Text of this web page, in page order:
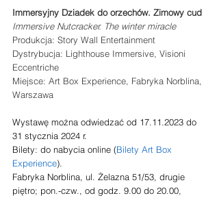
Immersyjny Dziadek do orzechów. Zimowy cud
Immersive Nutcracker. The winter miracle
Produkcja: Story Wall Entertainment
Dystrybucja: Lighthouse Immersive, Visioni
Eccentriche
Miejsce: Art Box Experience, Fabryka Norblina,
Warszawa
Wystawę można odwiedzać od 17.11.2023 do
31 stycznia 2024 r.
Bilety: do nabycia online (Bilety Art Box
Experience).
Fabryka Norblina, ul. Żelazna 51/53, drugie
piętro; pon.-czw., od godz. 9.00 do 20.00,